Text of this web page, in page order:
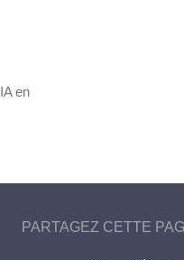
en
PARTAGEZ CETTE